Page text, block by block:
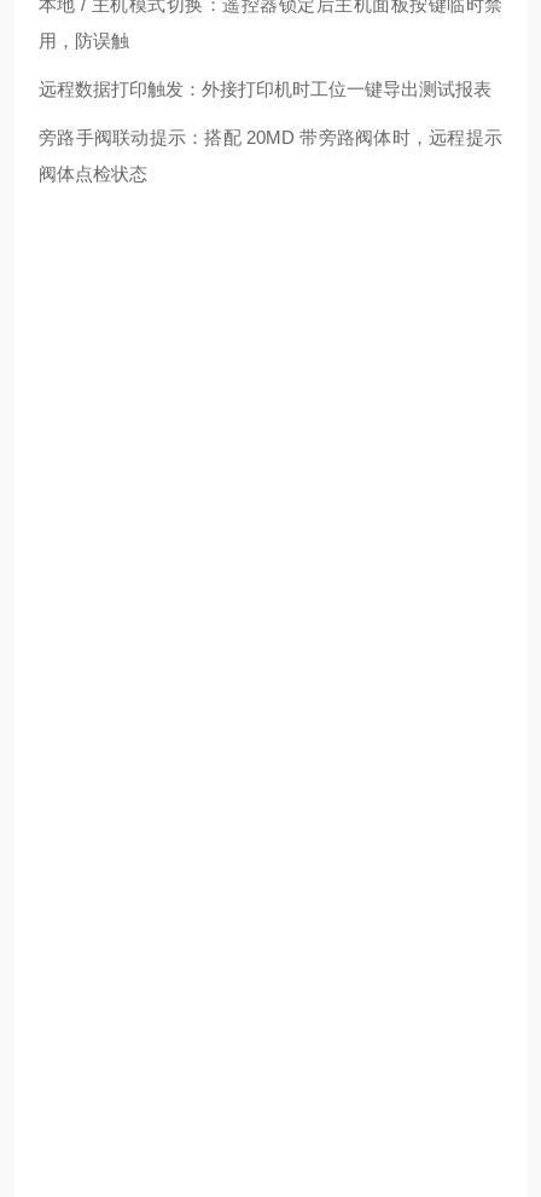
本地 / 主机模式切换：遥控器锁定后主机面板按键临时禁
用，防误触
远程数据打印触发：外接打印机时工位一键导出测试报表
旁路手阀联动提示：搭配 20MD 带旁路阀体时，远程提示
阀体点检状态